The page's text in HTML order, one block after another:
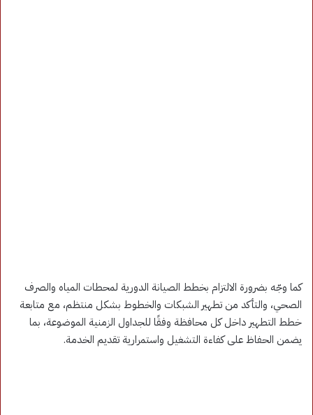
كما وجّه بضرورة الالتزام بخطط الصيانة الدورية لمحطات المياه والصرف
الصحي، والتأكد من تطهير الشبكات والخطوط بشكل منتظم، مع متابعة
خطط التطهير داخل كل محافظة وفقًا للجداول الزمنية الموضوعة، بما
يضمن الحفاظ على كفاءة التشغيل واستمرارية تقديم الخدمة.